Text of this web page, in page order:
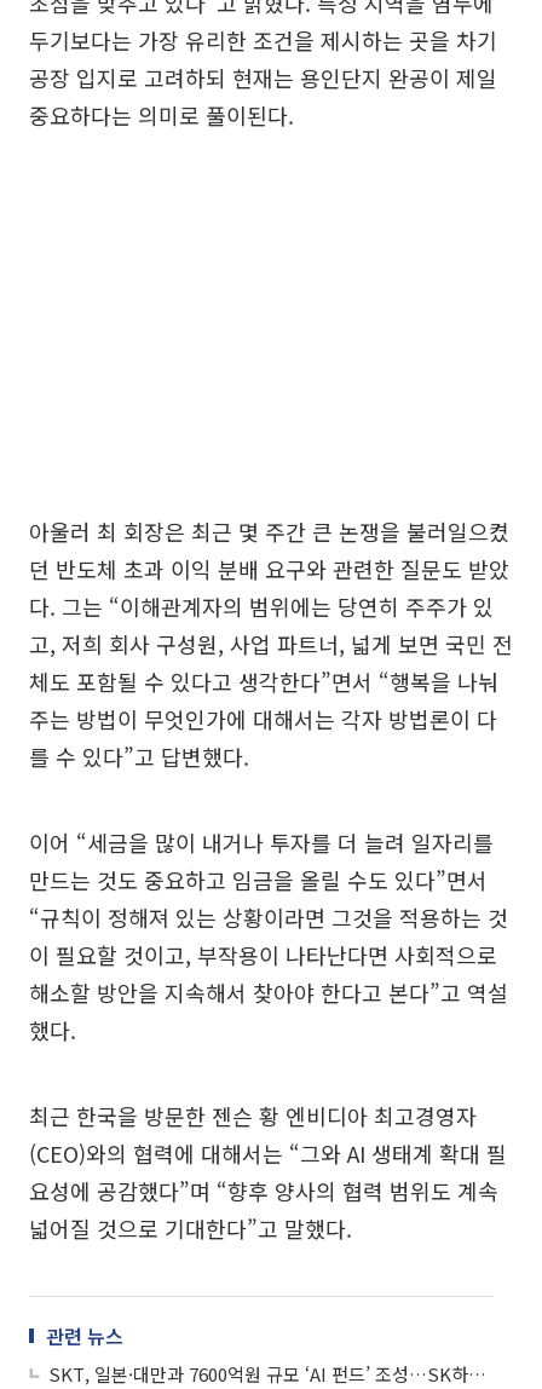
두기보다는 가장 유리한 조건을 제시하는 곳을 차기
공장 입지로 고려하되 현재는 용인단지 완공이 제일
중요하다는 의미로 풀이된다.
아울러 최 회장은 최근 몇 주간 큰 논쟁을 불러일으켰
던 반도체 초과 이익 분배 요구와 관련한 질문도 받았
다. 그는 “이해관계자의 범위에는 당연히 주주가 있
고, 저희 회사 구성원, 사업 파트너, 넓게 보면 국민 전
체도 포함될 수 있다고 생각한다”면서 “행복을 나눠
주는 방법이 무엇인가에 대해서는 각자 방법론이 다
를 수 있다”고 답변했다.
이어 “세금을 많이 내거나 투자를 더 늘려 일자리를
만드는 것도 중요하고 임금을 올릴 수도 있다”면서
“규칙이 정해져 있는 상황이라면 그것을 적용하는 것
이 필요할 것이고, 부작용이 나타난다면 사회적으로
해소할 방안을 지속해서 찾아야 한다고 본다”고 역설
했다.
최근 한국을 방문한 젠슨 황 엔비디아 최고경영자
(CEO)와의 협력에 대해서는 “그와 AI 생태계 확대 필
요성에 공감했다”며 “향후 양사의 협력 범위도 계속
넓어질 것으로 기대한다”고 말했다.
관련 뉴스
SKT, 일본·대만과 7600억원 규모 ‘AI 펀드’ 조성…SK하이닉스도 참여 추진